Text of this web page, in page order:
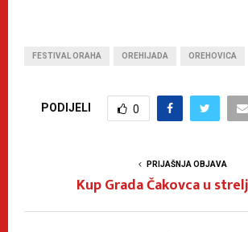
FESTIVAL ORAHA OREHIJADA OREHOVICA
PODIJELI 0
PRIJAŠNJA OBJAVA
Kup Grada Čakovca u